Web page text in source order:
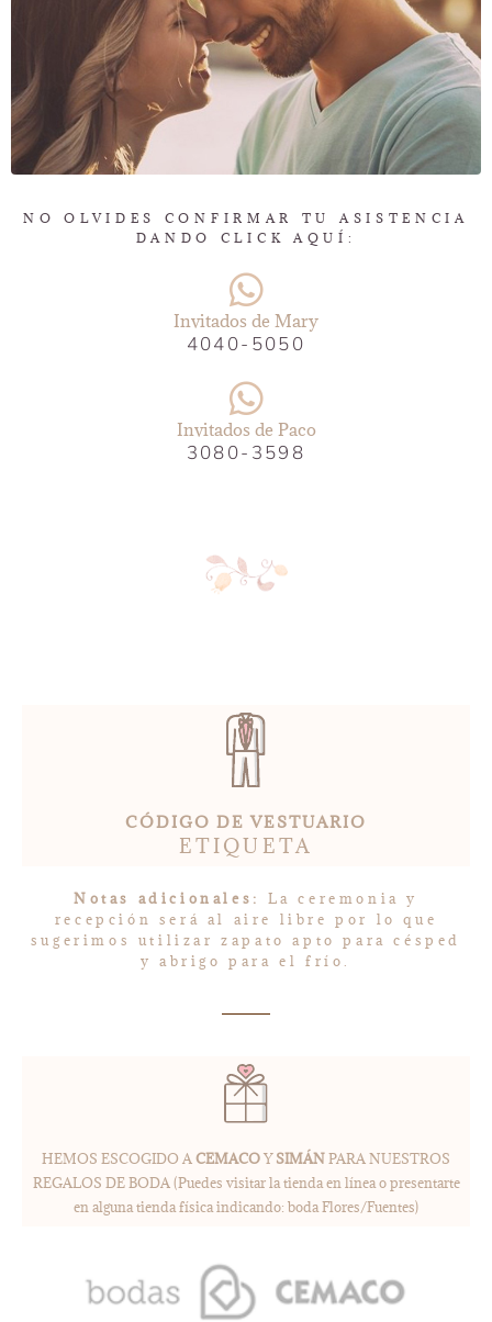
NO OLVIDES CONFIRMAR TU ASISTENCIA
DANDO CLICK AQUÍ:
Invitados de Mary
4040-5050
Invitados de Paco
3080-3598
CÓDIGO DE VESTUARIO
ETIQUETA
Notas adicionales:
La ceremonia y
recepción será al aire libre por lo que
sugerimos utilizar zapato apto para césped
y abrigo para el frío.
HEMOS ESCOGIDO ACEMACOYSIMÁNPARA NUESTROS
REGALOS DE BODA (Puedes visitar la tienda en línea o presentarte
en alguna tienda física indicando: boda Flores/Fuentes)